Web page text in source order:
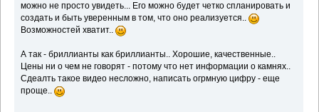
можно не просто увидеть... Его можно будет четко спланировать и
создать и быть уверенным в том, что оно реализуется..
Возможностей хватит..
А так - бриллианты как бриллианты.. Хорошие, качественные..
Цены ни о чем не говорят - потому что нет информации о камнях..
Сдеалть такое видео несложно, написать огрмную цифру - еще
проще..